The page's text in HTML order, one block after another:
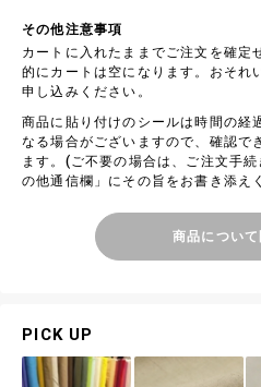
その他注意事項
カートに入れたままでご注文を確定
的にカートは空になります。おそれ
申し込みください。
商品に貼り付けのシールは時間の経
なる場合がございますので、確認で
ます。(ご不要の場合は、ご注文手
の他通信欄」にその旨をお書き添え
商品につい
PICK UP